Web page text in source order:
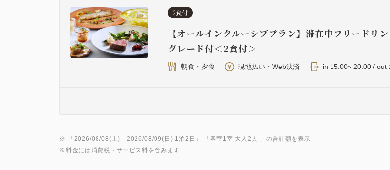
2食付
【オールインクルーシブプラン】滞在中フリードリ
グレード付＜2食付＞
朝食・夕食 現地払い・Web決済 in 15:00~ 20:00 / out
※ 「 2026/08/08(土) - 2026/08/09(日) 1泊2日 」 「 客室1室 大人2人
」の合計額を表示
※料金には消費税・サービス料を含みます